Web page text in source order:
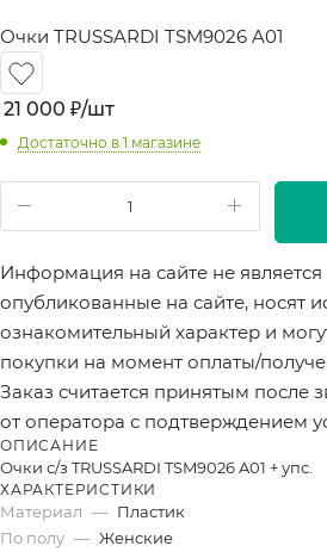
Очки TRUSSARDI TSM9026 A01
21 000 ₽/шт
Достаточно в 1 магазине
Информация на сайте не
опубликованные на сайте, носят
ознакомительный характер и
покупки на момент оплаты/
Заказ считается принятым после
от оператора с подтверждением
ОПИСАНИЕ
Очки с/з TRUSSARDI TSM9026 A01 + упс.
ХАРАКТЕРИСТИКИ
Материал — Пластик
По полу — Женские